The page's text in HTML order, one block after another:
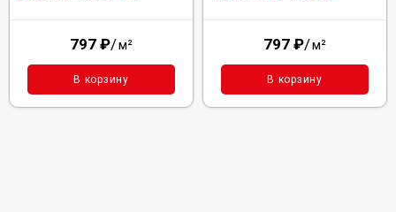
797 ₽/м²
В корзину
797 ₽/м²
В корзину